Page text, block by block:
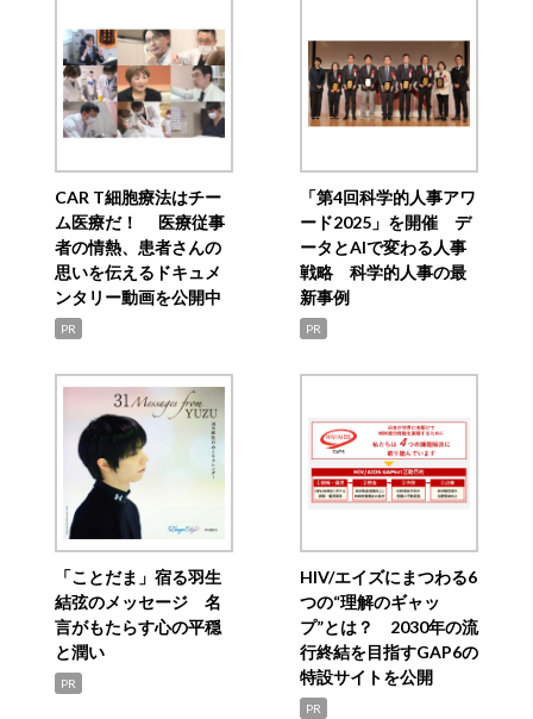
CAR T細胞療法はチー
ム医療だ！ 医療従事
者の情熱、患者さんの
思いを伝えるドキュメ
ンタリー動画を公開中
PR
「第4回科学的人事アワ
ード2025」を開催 デ
ータとAIで変わる人事
戦略 科学的人事の最
新事例
PR
「ことだま」宿る羽生
結弦のメッセージ 名
言がもたらす心の平穏
と潤い
PR
HIV/エイズにまつわる6
つの“理解のギャッ
プ”とは？ 2030年の流
行終結を目指すGAP6の
特設サイトを公開
PR